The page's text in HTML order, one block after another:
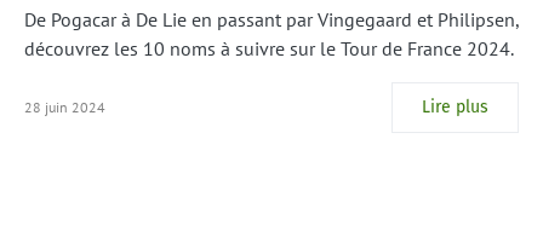
De Pogacar à De Lie en passant par Vingegaard et Philipsen,
découvrez les 10 noms à suivre sur le Tour de France 2024.
28 juin 2024 Lire plus